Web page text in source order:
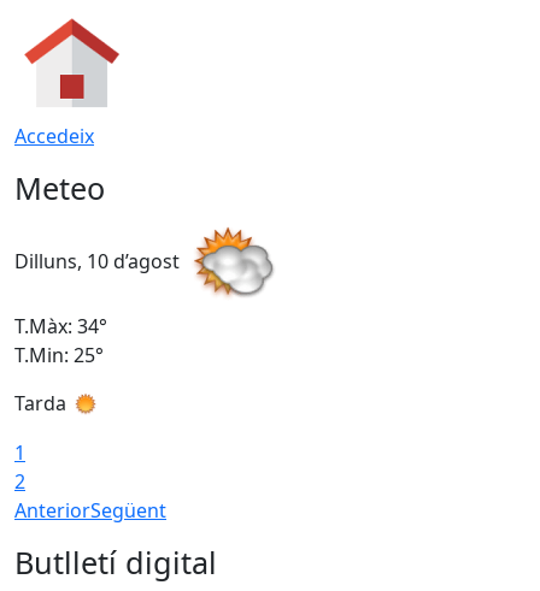
Accedeix
Meteo
Dilluns, 10 d’agost
T.Màx: 34°
T.Min: 25°
Tarda
1
2
AnteriorSegüent
Butlletí digital